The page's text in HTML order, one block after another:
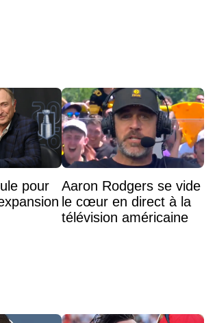
pour
Aaron Rodgers se vide
le cœur en direct à la
télévision américaine